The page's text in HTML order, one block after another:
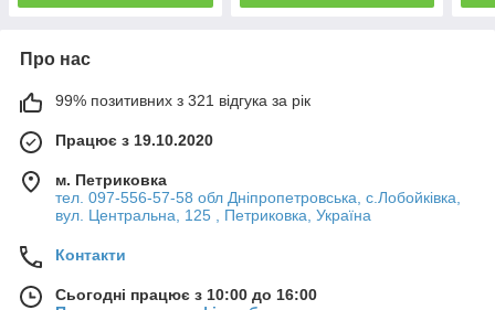
Про нас
99% позитивних з 321 відгука за рік
Працює з 19.10.2020
м. Петриковка
тел. 097-556-57-58 обл Дніпропетровська, с.Лобойківка,
вул. Центральна, 125 , Петриковка, Україна
Контакти
Сьогодні працює з 10:00 до 16:00